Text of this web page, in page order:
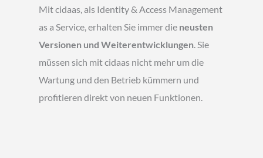
Mit cidaas, als Identity & Access Management
as a Service, erhalten Sie immer die neusten
Versionen und Weiterentwicklungen. Sie
müssen sich mit cidaas nicht mehr um die
Wartung und den Betrieb kümmern und
profitieren direkt von neuen Funktionen.